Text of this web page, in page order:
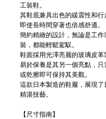
工裝鞋。
其鞋底兼具出色的緩震性和行
即使長時間穿著也倍感舒適。
簡約精緻的設計，無論是工作
裝，都能輕鬆駕馭。
鞋面採用光澤亮麗的玻璃皮革
易於保養是其另一個亮點，只
或乾擦即可保持其美觀。
這款日本製造的鞋履，展現了
精湛技藝。
【尺寸指南】